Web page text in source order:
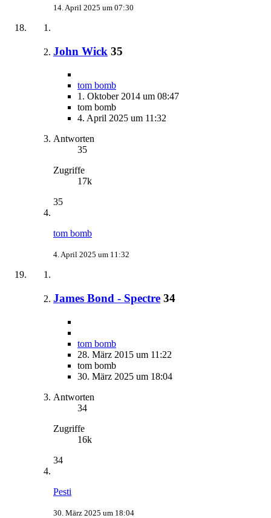
14. April 2025 um 07:30
John Wick 35
tom bomb
1. Oktober 2014 um 08:47
tom bomb
4. April 2025 um 11:32
Antworten
35
Zugriffe
17k
35
tom bomb
4. April 2025 um 11:32
James Bond - Spectre 34
tom bomb
28. März 2015 um 11:22
tom bomb
30. März 2025 um 18:04
Antworten
34
Zugriffe
16k
34
Pesti
30. März 2025 um 18:04